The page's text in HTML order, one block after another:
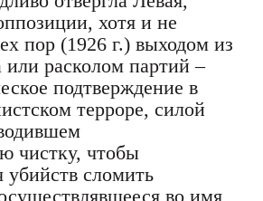
хотя и не
пор (1926 г.) выходом из
расколом партий –
подтверждение в
терроре, силой
чистку, чтобы
убийств сломить
во имя